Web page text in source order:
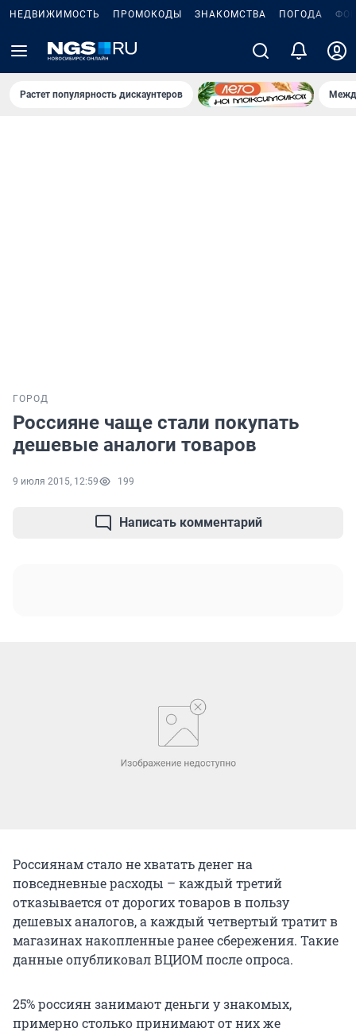
НЕДВИЖИМОСТЬ ПРОМОКОДЫ ЗНАКОМСТВА ПОГОДА
Растет популярность дискаунтеров
ГОРОД
Россияне чаще стали покупать
дешевые аналоги товаров
9 июля 2015, 12:59 199
Написать комментарий
Россиянам стало не хватать денег на
повседневные расходы – каждый третий
отказывается от дорогих товаров в пользу
дешевых аналогов, а каждый четвертый тратит в
магазинах накопленные ранее сбережения. Такие
данные опубликовал ВЦИОМ после опроса.
25% россиян занимают деньги у знакомых,
примерно столько принимают от них же